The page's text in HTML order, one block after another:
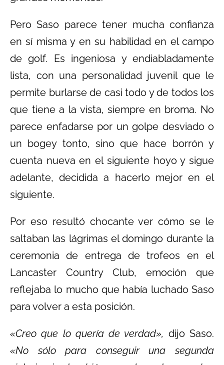
Pero Saso parece tener mucha confianza
en sí misma y en su habilidad en el campo
de golf. Es ingeniosa y endiabladamente
lista, con una personalidad juvenil que le
permite burlarse de casi todo y de todos los
que tiene a la vista, siempre en broma. No
parece enfadarse por un golpe desviado o
un bogey tonto, sino que hace borrón y
cuenta nueva en el siguiente hoyo y sigue
adelante, decidida a hacerlo mejor en el
siguiente.
Por eso resultó chocante ver cómo se le
saltaban las lágrimas el domingo durante la
ceremonia de entrega de trofeos en el
Lancaster Country Club, emoción que
reflejaba lo mucho que había luchado Saso
para volver a esta posición.
«Creo que lo quería de verdad», dijo Saso.
«No sólo para conseguir una segunda